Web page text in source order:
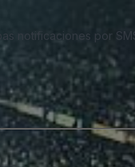
notificaciones por